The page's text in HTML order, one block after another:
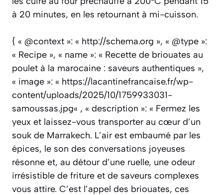
à 20 minutes, en les retournant à mi-cuisson.
{ « @context »: « http://schema.org », « @type »:
« Recipe », « name »: « Recette de briouates au
poulet à la marocaine : saveurs authentiques »,
« image »: « https://lacantinefrancaise.fr/wp-
content/uploads/2025/10/1759933031-
samoussas.jpg« , « description »: « Fermez les
yeux et laissez-vous transporter au cœur d’un
souk de Marrakech. L’air est embaumé par les
épices, le son des conversations joyeuses
résonne et, au détour d’une ruelle, une odeur
irrésistible de friture et de saveurs complexes
vous attire. C’est l’appel des briouates, ces